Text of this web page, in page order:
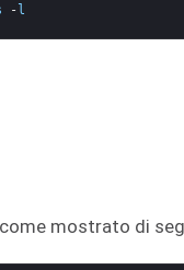
-l
mostrato di